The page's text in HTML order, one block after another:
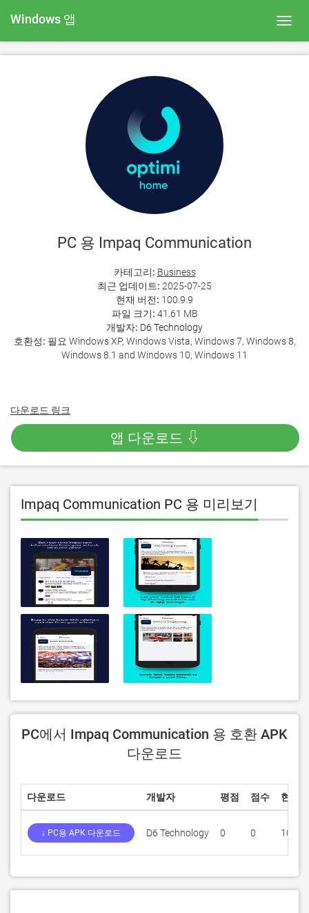
Windows 앱
PC 용 Impaq Communication
카테고리: Business
최근 업데이트: 2025-07-25
현재 버전: 100.9.9
파일 크기: 41.61 MB
개발자: D6 Technology
호환성: 필요 Windows XP, Windows Vista, Windows 7, Windows 8,
Windows 8.1 and Windows 10, Windows 11
다운로드 링크
앱 다운로드 ⇩
Impaq Communication PC 용 미리보기
PC에서 Impaq Communication 용 호환 APK
다운로드
다운로드 개발자 평점 점수 현재
↓ PC용 APK 다운로드 D6 Technology 0 0